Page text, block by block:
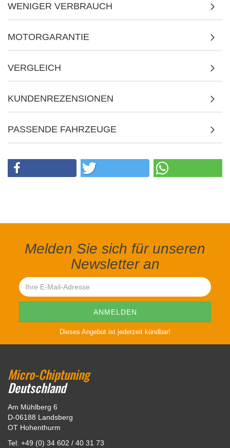
WENIGER VERBRAUCH
MOTORGARANTIE
VERGLEICH
KUNDENREZENSIONEN
PASSENDE FAHRZEUGE
Melden Sie sich für unseren
Newsletter an
Dieses Angebot ist jederzeit kündbar!
Micro-Chiptuning
Deutschland
Am Mühlberg 6
D-06188 Landsberg
OT Hohenthurm
Tel: +49 (0) 34 602 / 40 31 73